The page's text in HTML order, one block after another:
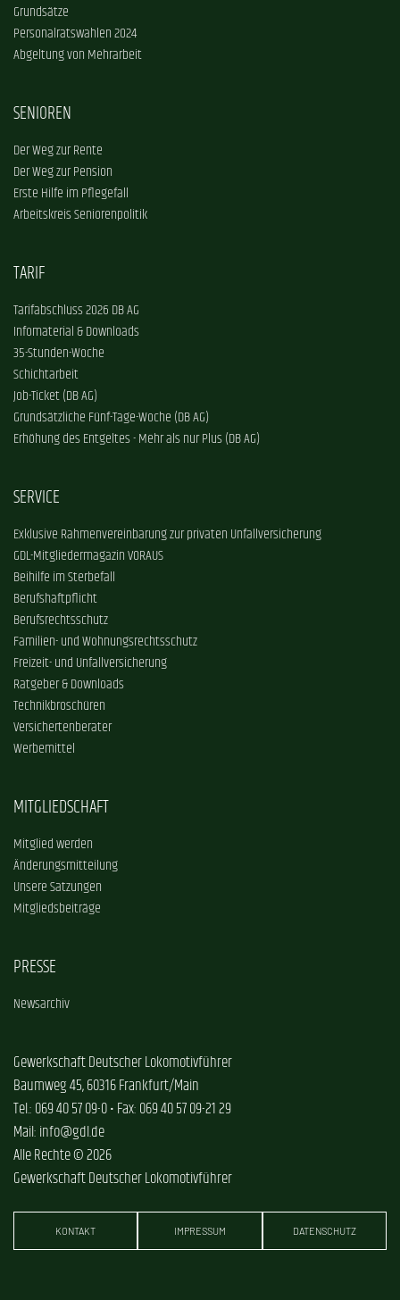
Grundsätze
Personalratswahlen 2024
Abgeltung von Mehrarbeit
SENIOREN
Der Weg zur Rente
Der Weg zur Pension
Erste Hilfe im Pflegefall
Arbeitskreis Seniorenpolitik
TARIF
Tarifabschluss 2026 DB AG
Infomaterial & Downloads
35-Stunden-Woche
Schichtarbeit
Job-Ticket (DB AG)
Grundsätzliche Fünf-Tage-Woche (DB AG)
Erhöhung des Entgeltes - Mehr als nur Plus (DB AG)
SERVICE
Exklusive Rahmenvereinbarung zur privaten Unfallversicherung
GDL-Mitgliedermagazin VORAUS
Beihilfe im Sterbefall
Berufshaftpflicht
Berufsrechtsschutz
Familien- und Wohnungsrechtsschutz
Freizeit- und Unfallversicherung
Ratgeber & Downloads
Technikbroschüren
Versichertenberater
Werbemittel
MITGLIEDSCHAFT
Mitglied werden
Änderungsmitteilung
Unsere Satzungen
Mitgliedsbeiträge
PRESSE
Newsarchiv
Gewerkschaft Deutscher Lokomotivführer
Baumweg 45, 60316 Frankfurt/Main
Tel.: 069 40 57 09-0 • Fax: 069 40 57 09-21 29
Mail: info@gdl.de
Alle Rechte © 2026
Gewerkschaft Deutscher Lokomotivführer
KONTAKT IMPRESSUM DATENSCHUTZ